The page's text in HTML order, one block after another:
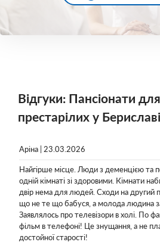
Відгуки: Пансіонати для
престарілих у Бериславі
Аріна | 23.03.2026
Найгірше місце. Люди з деменцією та
одній кімнаті зі здоровими. Кімнати
двір нема для людей. Сходи на другий
що не те що бабуся, а молода людина
Заявлялось про телевізори в холі. По
фільм в телефоні! Це знущання, а не
достойної старості!